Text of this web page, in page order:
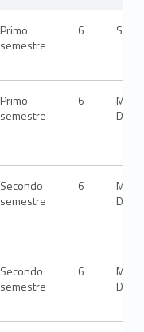
Primo
semestre
6 SPS/
Primo
semestre
6
M-
DEA/
Secondo
semestre
6
M-
DEA/
Secondo
semestre
6
M-
DEA/